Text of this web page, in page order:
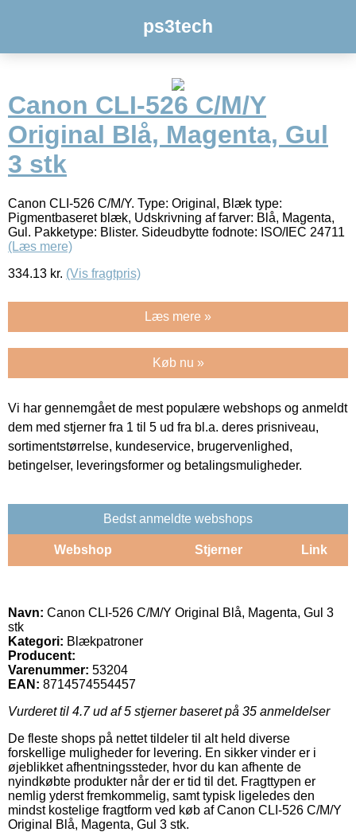
ps3tech
Canon CLI-526 C/M/Y
Original Blå, Magenta, Gul
3 stk
Canon CLI-526 C/M/Y. Type: Original, Blæk type:
Pigmentbaseret blæk, Udskrivning af farver: Blå, Magenta,
Gul. Pakketype: Blister. Sideudbytte fodnote: ISO/IEC 24711
(Læs mere)
334.13 kr. (Vis fragtpris)
Læs mere »
Køb nu »
Vi har gennemgået de mest populære webshops og anmeldt
dem med stjerner fra 1 til 5 ud fra bl.a. deres prisniveau,
sortimentstørrelse, kundeservice, brugervenlighed,
betingelser, leveringsformer og betalingsmuligheder.
Bedst anmeldte webshops
Webshop Stjerner Link
Navn: Canon CLI-526 C/M/Y Original Blå, Magenta, Gul 3
stk
Kategori: Blækpatroner
Producent:
Varenummer: 53204
EAN: 8714574554457
Vurderet til 4.7ud af 5 stjerner baseret på 35 anmeldelser
De fleste shops på nettet tildeler til alt held diverse
forskellige muligheder for levering. En sikker vinder er i
øjeblikket afhentningssteder, hvor du kan afhente de
nyindkøbte produkter når der er tid til det. Fragttypen er
nemlig yderst fremkommelig, samt typisk ligeledes den
mindst kostelige fragtform ved køb af Canon CLI-526 C/M/Y
Original Blå, Magenta, Gul 3 stk.